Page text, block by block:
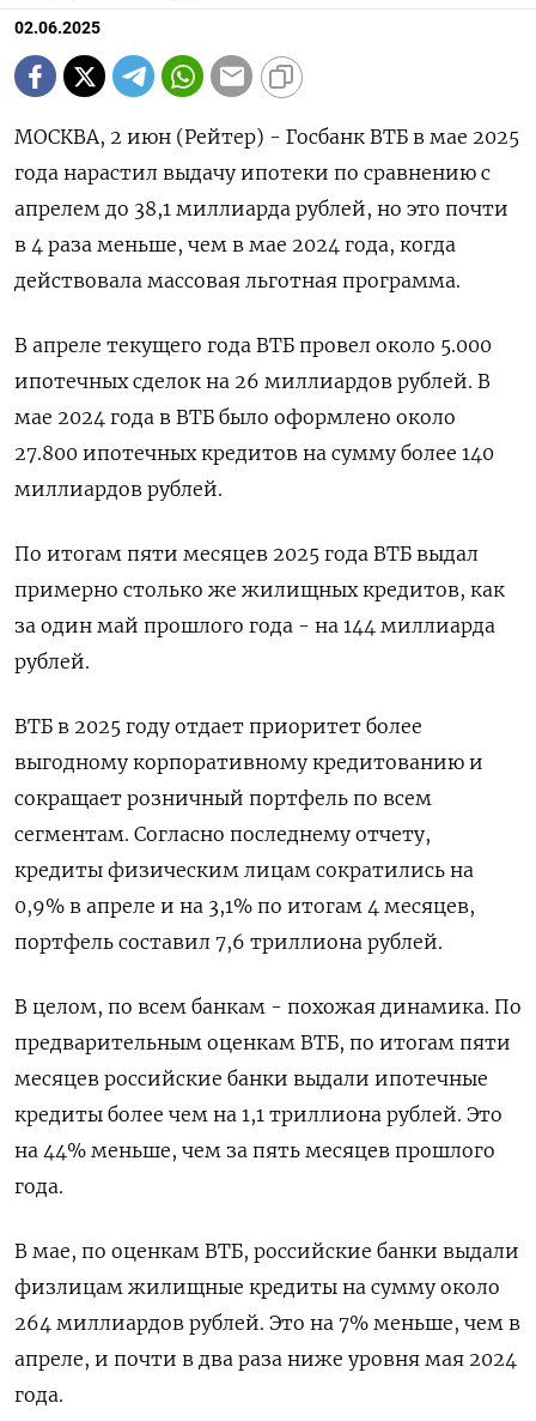
02.06.2025
МОСКВА, 2 июн (Рейтер) - Госбанк ВТБ в мае 2025
года нарастил выдачу ипотеки по сравнению с
апрелем до 38,1 миллиарда рублей, но это почти
в 4 раза меньше, чем в мае 2024 года, когда
действовала массовая льготная программа.
В апреле текущего года ВТБ провел около 5.000
ипотечных сделок на 26 миллиардов рублей. В
мае 2024 года в ВТБ было оформлено около
27.800 ипотечных кредитов на сумму более 140
миллиардов рублей.
По итогам пяти месяцев 2025 года ВТБ выдал
примерно столько же жилищных кредитов, как
за один май прошлого года - на 144 миллиарда
рублей.
ВТБ в 2025 году отдает приоритет более
выгодному корпоративному кредитованию и
сокращает розничный портфель по всем
сегментам. Согласно последнему отчету,
кредиты физическим лицам сократились на
0,9% в апреле и на 3,1% по итогам 4 месяцев,
портфель составил 7,6 триллиона рублей.
В целом, по всем банкам - похожая динамика. По
предварительным оценкам ВТБ, по итогам пяти
месяцев российские банки выдали ипотечные
кредиты более чем на 1,1 триллиона рублей. Это
на 44% меньше, чем за пять месяцев прошлого
года.
В мае, по оценкам ВТБ, российские банки выдали
физлицам жилищные кредиты на сумму около
264 миллиардов рублей. Это на 7% меньше, чем в
апреле, и почти в два раза ниже уровня мая 2024
года.